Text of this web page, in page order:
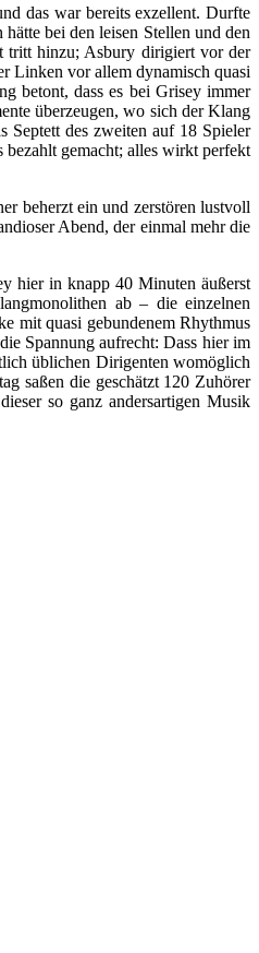
das war bereits exzellent. Durfte
bei den leisen Stellen und den
tritt hinzu; Asbury dirigiert vor der
Linken vor allem dynamisch quasi
betont, dass es bei Grisey immer
überzeugen, wo sich der Klang
Septett des zweiten auf 18 Spieler
bezahlt gemacht; alles wirkt perfekt
beherzt ein und zerstören lustvoll
Abend, der einmal mehr die
hier in knapp 40 Minuten äußerst
ab – die einzelnen
mit quasi gebundenem Rhythmus
Spannung aufrecht: Dass hier im
üblichen Dirigenten womöglich
saßen die geschätzt 120 Zuhörer
so ganz andersartigen Musik